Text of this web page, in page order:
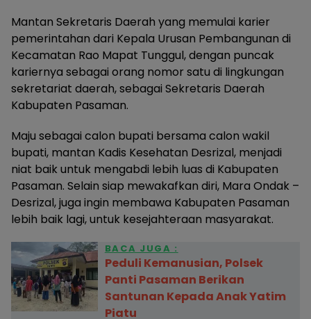
Mantan Sekretaris Daerah yang memulai karier
pemerintahan dari Kepala Urusan Pembangunan di
Kecamatan Rao Mapat Tunggul, dengan puncak
kariernya sebagai orang nomor satu di lingkungan
sekretariat daerah, sebagai Sekretaris Daerah
Kabupaten Pasaman.
Maju sebagai calon bupati bersama calon wakil
bupati, mantan Kadis Kesehatan Desrizal, menjadi
niat baik untuk mengabdi lebih luas di Kabupaten
Pasaman. Selain siap mewakafkan diri, Mara Ondak –
Desrizal, juga ingin membawa Kabupaten Pasaman
lebih baik lagi, untuk kesejahteraan masyarakat.
BACA JUGA :
Peduli Kemanusian, Polsek
Panti Pasaman Berikan
Santunan Kepada Anak Yatim
Piatu